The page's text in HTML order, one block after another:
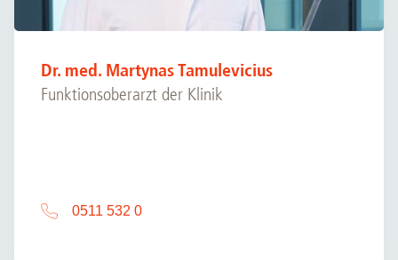
Dr. med. Martynas Tamulevicius
Funktionsoberarzt der Klinik
0511 532 0